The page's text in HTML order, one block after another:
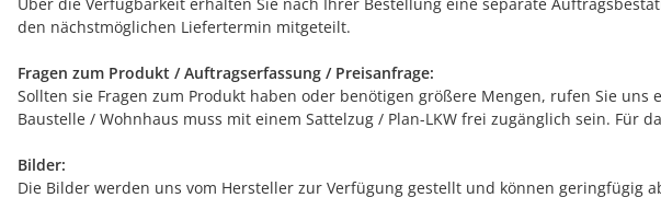
den nächstmöglichen Liefertermin mitgeteilt.
Fragen zum Produkt / Auftragserfassung / Preisanfrage:
Sollten sie Fragen zum Produkt haben oder benötigen größere Mengen, rufen Sie uns
Baustelle / Wohnhaus muss mit einem Sattelzug / Plan-LKW frei zugänglich sein. Für
Bilder:
Die Bilder werden uns vom Hersteller zur Verfügung gestellt und können geringfügig